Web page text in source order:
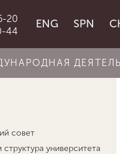
20
44
ENG SPN
совет
университета